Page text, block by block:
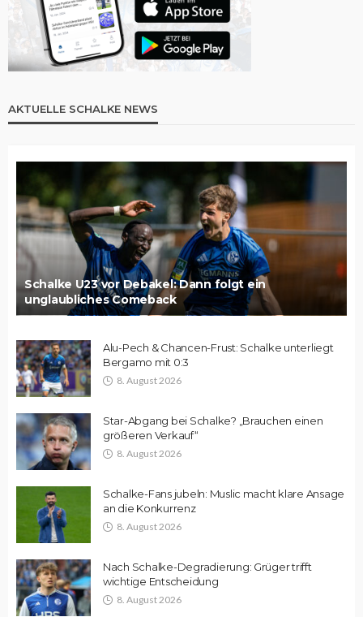
AKTUELLE SCHALKE NEWS
Schalke U23 vor Debakel: Dann folgt ein
unglaubliches Comeback
Alu-Pech & Chancen-Frust: Schalke unterliegt
Bergamo mit 0:3
8. August 2026
Star-Abgang bei Schalke? „Brauchen einen
größeren Verkauf“
8. August 2026
Schalke-Fans jubeln: Muslic macht klare Ansage
an die Konkurrenz
8. August 2026
Nach Schalke-Degradierung: Grüger trifft
wichtige Entscheidung
8. August 2026